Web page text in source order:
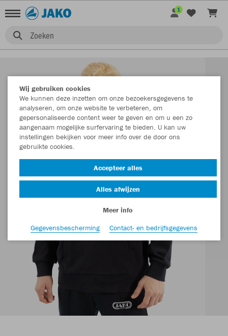
Zoeken
1
Wij gebruiken cookies
We kunnen deze inzetten om onze bezoekersgegevens te
analyseren, om onze website te verbeteren, om
gepersonaliseerde content weer te geven en om u een zo
aangenaam mogelijke surfervaring te bieden. U kan uw
instellingen bekijken voor meer info over de door ons
gebruikte cookies.
Accepteer alles
Alles afwijzen
Meer info
Gegevensbescherming
Contact- en bedrijfsgegevens